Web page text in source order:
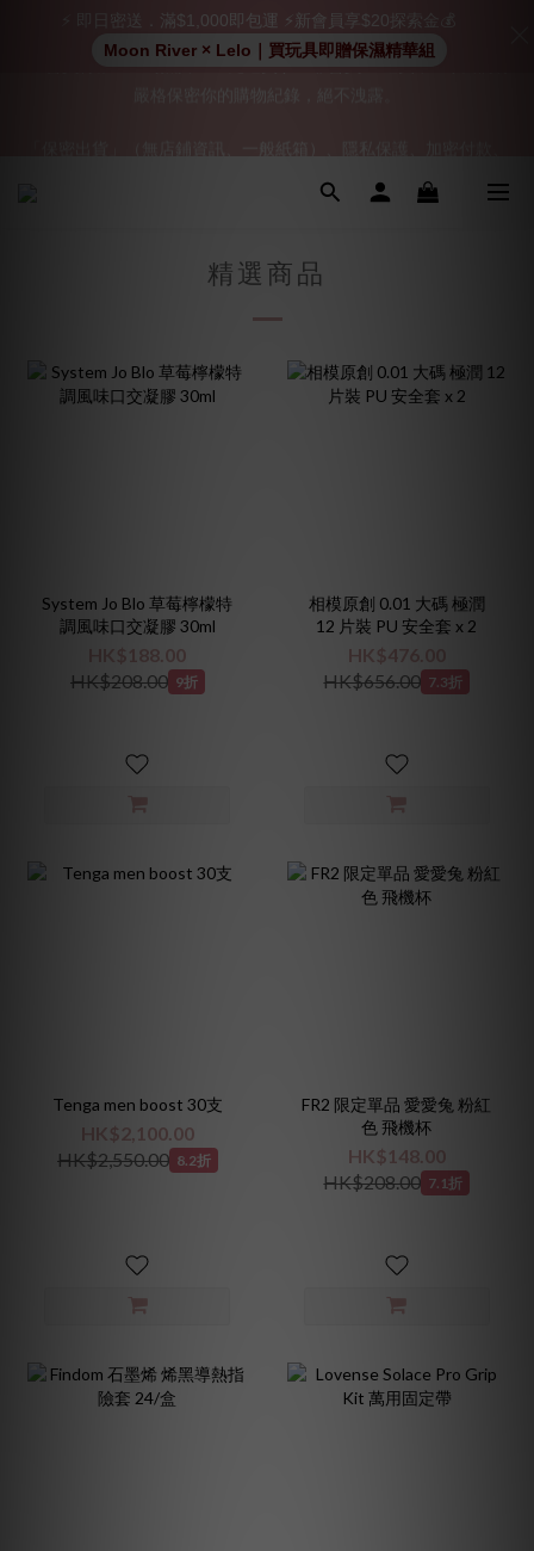
加入會員即享$20購物金  訂單商品好評再享$15購物金
👑 會員特權： 全場滿 $200 免運費 | 🚪 非會員： 運費 $30 | 我們將
立即註冊成為會員！
精選商品
System Jo Blo 草莓檸檬特
調風味口交凝膠 30ml
HK$188.00
HK$208.00 9折
相模原創 0.01 大碼 極潤
12 片裝 PU 安全套 x 2
HK$476.00
HK$656.00 7.3折
Tenga men boost 30支
HK$2,100.00
HK$2,550.00 8.2折
FR2 限定單品 愛愛兔 粉紅
色 飛機杯
HK$148.00
HK$208.00 7.1折
⚡ 即日密送．滿$1,000即包運 ⚡新會員享$20探索金💰
Moon River × Lelo｜買玩具即贈保濕精華組